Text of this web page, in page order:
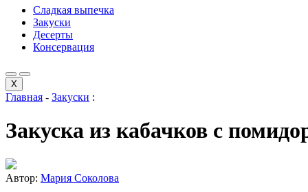
Сладкая выпечка
Закуски
Десерты
Консервация
X
Главная - Закуски :
Закуска из кабачков с
Автор: Мария Соколова